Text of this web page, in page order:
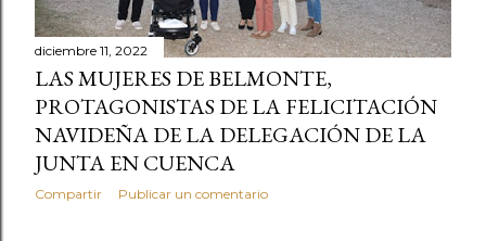
diciembre 11, 2022
LAS MUJERES DE BELMONTE,
PROTAGONISTAS DE LA FELICITACIÓN
NAVIDEÑA DE LA DELEGACIÓN DE LA
JUNTA EN CUENCA
Compartir Publicar un comentario